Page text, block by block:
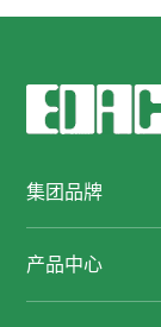
集团品牌
产品中心